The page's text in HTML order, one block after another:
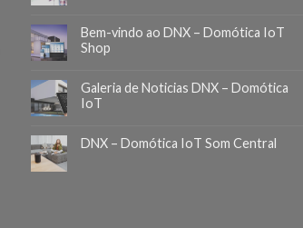
Bem-vindo ao DNX – Domótica IoT
Shop
Galeria de Noticias DNX – Domótica
IoT
DNX – Domótica IoT Som Central